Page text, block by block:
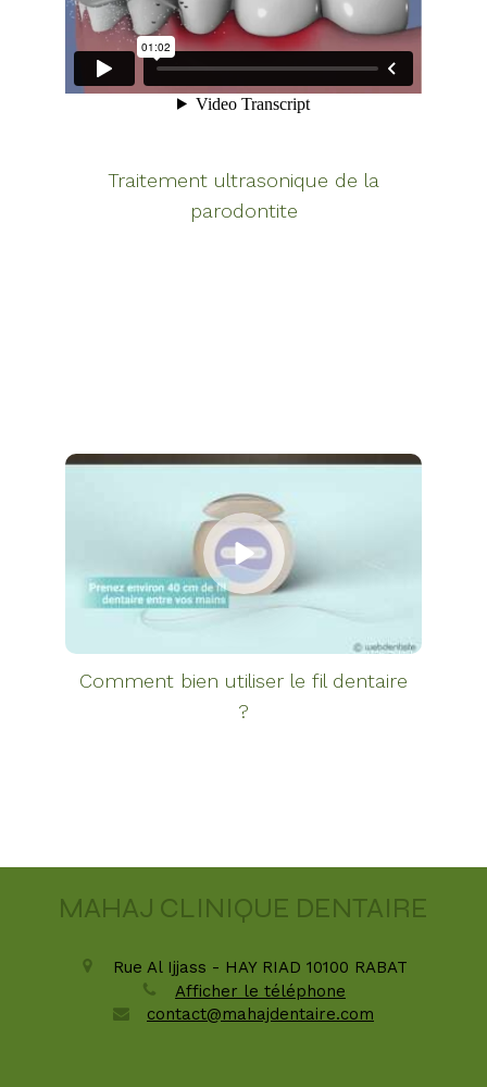
Traitement ultrasonique de la
parodontite
Comment bien utiliser le fil dentaire
?
MAHAJ CLINIQUE DENTAIRE
Rue Al Ijjass - HAY RIAD 10100 RABAT
Afficher le téléphone
contact@mahajdentaire.com